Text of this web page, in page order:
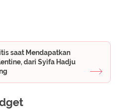
saat Mendapatkan
dari Syifa Hadju